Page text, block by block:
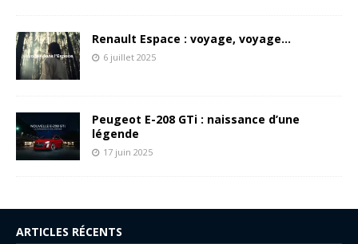
Renault Espace : voyage, voyage…
6 juillet 2025
Peugeot E-208 GTi : naissance d’une
légende
17 juin 2025
ARTICLES RÉCENTS